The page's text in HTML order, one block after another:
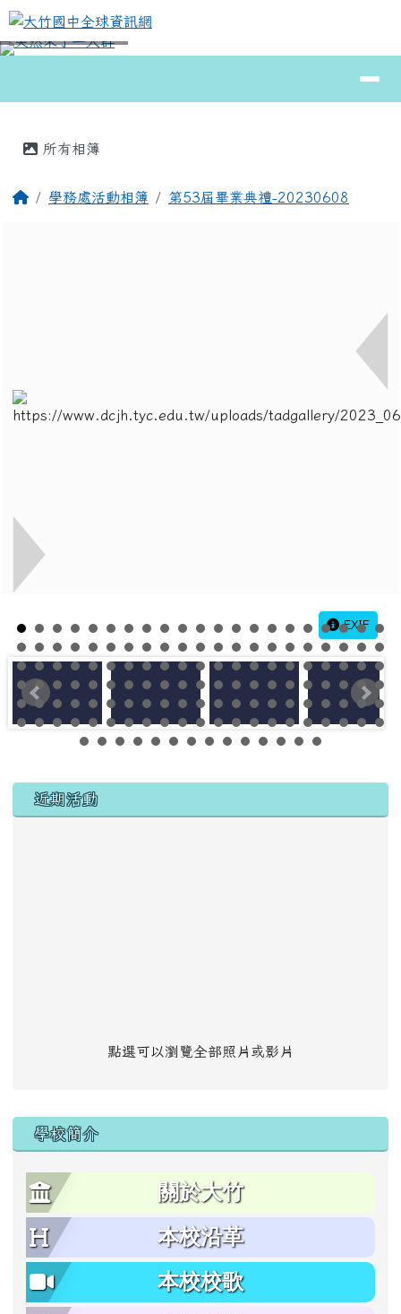
跳至主內容區
大竹國中全球資訊網
⏸
所有相簿
回首頁學務處活動相簿 第53屆畢業典禮-20230608
EXIF
左邊區域內容
近期活動
點選可以瀏覽全部照片或影片
學校簡介
關於大竹
本校沿革
本校校歌